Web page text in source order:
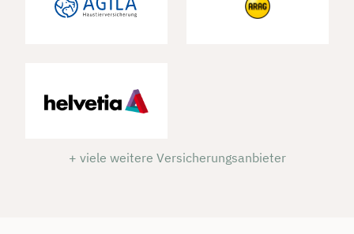
+ viele weitere Versicherungsanbieter